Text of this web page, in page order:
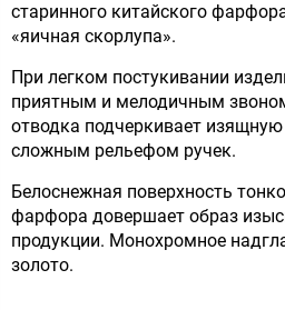
старинного китайского
«яичная скорлупа».
При легком постукивании
приятным и мелодичным
отводка подчеркивает
сложным рельефом ручек.
Белоснежная поверхность
фарфора довершает образ
продукции. Монохромное
золото.